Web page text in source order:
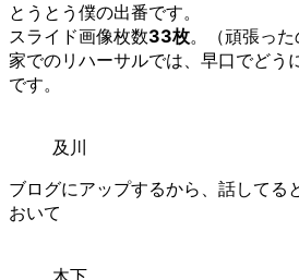
とうとう僕の出番です。
スライド画像枚数33枚。（頑張った
家でのリハーサルでは、早口でどう
です。
及川
ブログにアップするから、話してる
おいて